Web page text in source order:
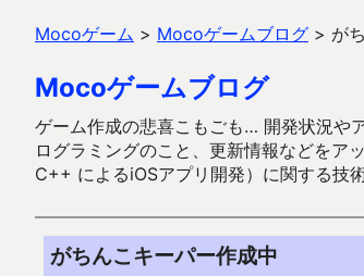
Mocoゲーム > Mocoゲームブログ > が
Mocoゲームブログ
ゲーム作成の悲喜こもごも… 開発状況や
ログラミングのこと、更新情報などを
C++ によるiOSアプリ開発）に関する技
がちんこキーパー作成中